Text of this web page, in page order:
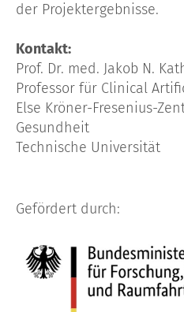
der Projektergebnisse.
Kontakt:
Prof. Dr. med. Jakob N.
Professor für Clinical
Else Kröner-Fresenius-
Gesundheit
Technische Universität
Gefördert durch: